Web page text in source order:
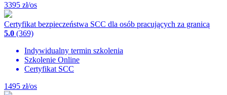
3395 zł/os
Certyfikat bezpieczeństwa SCC dla osób pracujących za granicą
5.0 (369)
Indywidualny termin szkolenia
Szkolenie Online
Certyfikat SCC
1495 zł/os